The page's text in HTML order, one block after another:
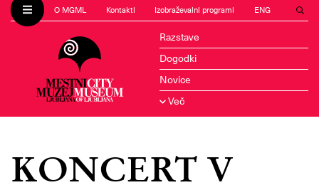
O MGML Kontakti Izobraževalni programi ENG
Razstave
Dogodki
Novice
Več
KONCERT V